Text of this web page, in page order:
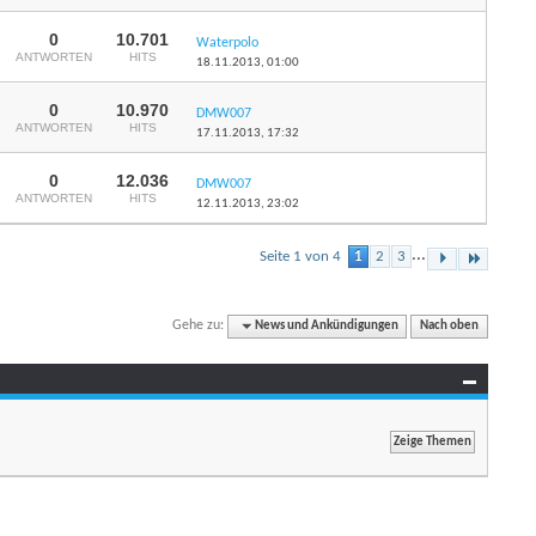
0
ANTWORTEN
10.701
HITS
Waterpolo
18.11.2013,01:00
0
ANTWORTEN
10.970
HITS
DMW007
17.11.2013, 17:32
0
ANTWORTEN
12.036
HITS
DMW007
12.11.2013,23:02
Seite 1 von 4 1 2 3 ...
Gehe zu: News und Ankündigungen Nach oben